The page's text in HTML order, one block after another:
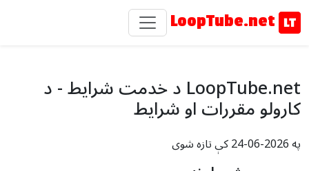
LoopTube.net د خدمت شرایط - د
کارولو مقررات او شرایط
په 2026-06-24 کې تازه شوی